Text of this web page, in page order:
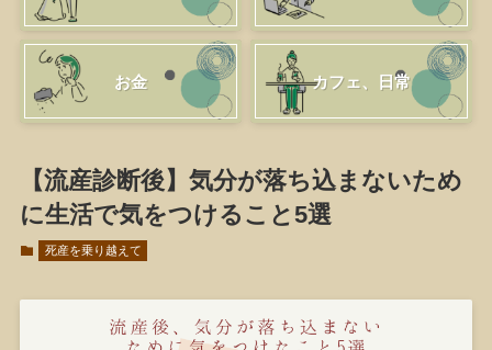
お金 カフェ、日常
【流産診断後】気分が落ち込まないため
に生活で気をつけること5選
死産を乗り越えて